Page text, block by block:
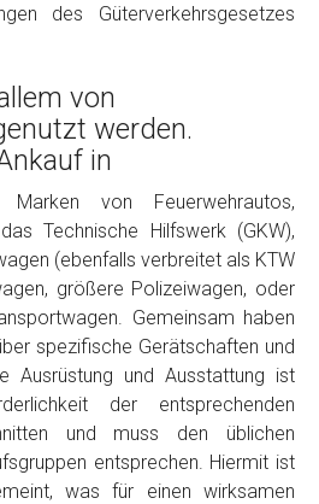
des Güterverkehrsgesetzes
von
werden.
in
von Feuerwehrautos,
Technische Hilfswerk (GKW),
(ebenfalls verbreitet als KTW
größere Polizeiwagen, oder
Gemeinsam haben
spezifische Gerätschaften und
Ausrüstung und Ausstattung ist
der entsprechenden
und muss den üblichen
entsprechen. Hiermit ist
was für einen wirksamen